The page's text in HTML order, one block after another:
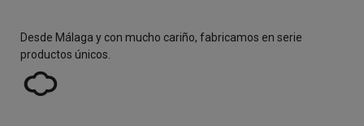
Desde Málaga y con mucho cariño, fabricamos en serie
productos únicos.